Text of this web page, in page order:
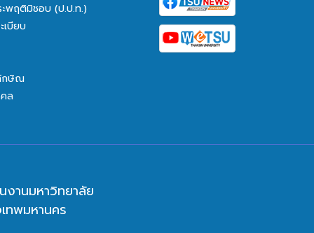
ะพฤติมิชอบ (ป.ป.ท.)
บียบ
กษิณ
ล
งานมหาวิทยาลัย
พมหานคร